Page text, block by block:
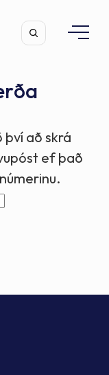
að skrá
ef það